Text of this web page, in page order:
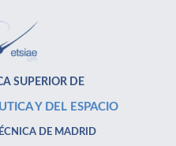
SUPERIOR DE
Y DEL ESPACIO
DE MADRID